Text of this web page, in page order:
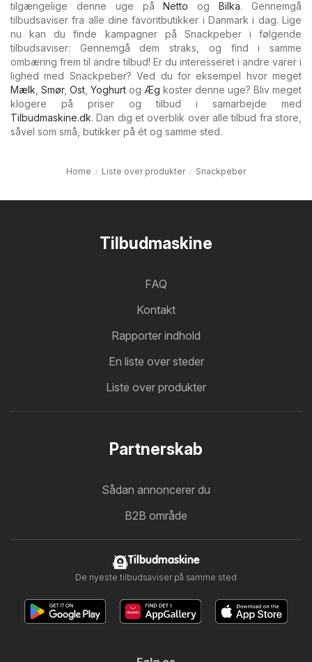
tilgængelige denne uge påNetto ogBilka. Gennemgå
tilbudsaviser fra alle dine favoritbutikker i Danmark i dag. Lige
nu kan du finde kampagner på Snackpeber i følgende
tilbudsaviser: Gennemgå dem straks, og find i samme
ombæring frem til andre tilbud! Er du interesseret i andre varer i
lighed med Snackpeber? Ved du for eksempel hvor meget
Mælk, Smør, Ost, Yoghurt og Æg koster denne uge? Bliv meget
klogere på priser og tilbud i samarbejde med
Tilbudmaskine.dk. Dan dig et overblik over alle tilbud fra store,
såvel som små, butikker på ét og samme sted.
Home Liste over produkter Snackpeber
Tilbudmaskine
FAQ
Kontakt
Rapporter indhold
En liste over steder
Liste over produkter
Partnerskab
Sådan annoncerer du
B2B område
Tilbudmaskine
De nyeste tilbudsaviser på samme sted